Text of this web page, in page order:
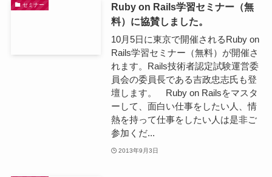
セミナー
Ruby on Rails学習セミナー（無
料）に協賛しました。
10月5日に東京で開催されるRuby on
Rails学習セミナー（無料）が開催さ
れます。Rails技術者認定試験運営委
員会の委員長である吉政忠志氏も登
壇します。 Ruby on Railsをマスタ
ーして、面白い仕事をしたい人、情
熱を持って仕事をしたい人は是非ご
参加くだ...
2013年9月3日